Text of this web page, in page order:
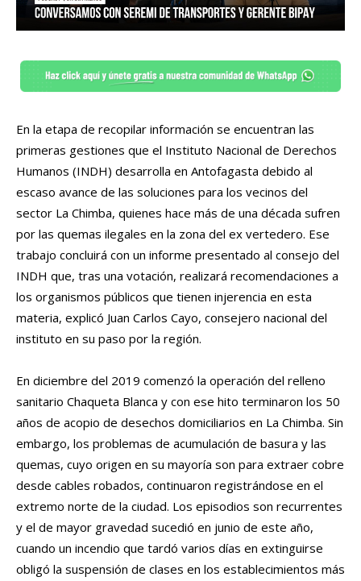
En la etapa de recopilar información se encuentran las
primeras gestiones que el Instituto Nacional de Derechos
Humanos (INDH) desarrolla en Antofagasta debido al
escaso avance de las soluciones para los vecinos del
sector La Chimba, quienes hace más de una década sufren
por las quemas ilegales en la zona del ex vertedero. Ese
trabajo concluirá con un informe presentado al consejo del
INDH que, tras una votación, realizará recomendaciones a
los organismos públicos que tienen injerencia en esta
materia, explicó Juan Carlos Cayo, consejero nacional del
instituto en su paso por la región.
En diciembre del 2019 comenzó la operación del relleno
sanitario Chaqueta Blanca y con ese hito terminaron los 50
años de acopio de desechos domiciliarios en La Chimba. Sin
embargo, los problemas de acumulación de basura y las
quemas, cuyo origen en su mayoría son para extraer cobre
desde cables robados, continuaron registrándose en el
extremo norte de la ciudad. Los episodios son recurrentes
y el de mayor gravedad sucedió en junio de este año,
cuando un incendio que tardó varios días en extinguirse
obligó la suspensión de clases en los establecimientos más